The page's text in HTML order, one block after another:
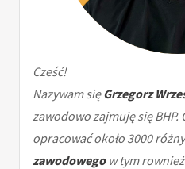
Cześć!
Nazywam sięGrzegorz
zawodowo zajmuję się BHP.
opracować około 3000
zawodowegow tym rownież